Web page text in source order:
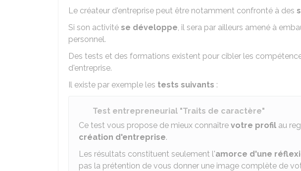
Le créateur d'entreprise peut être notamment confronté à des
Si son activité se développe, il sera par ailleurs amené à
personnel.
Des tests et des formations existent pour cibler les
d'entreprise.
Il existe par exemple les tests suivants :
Test entrepreneurial "Traits de caractère"
Ce test vous propose de mieux connaître votre profil au
création d'entreprise.
Les résultats constituent seulement l'amorce d'une
pas la prétention de vous donner une image complète de